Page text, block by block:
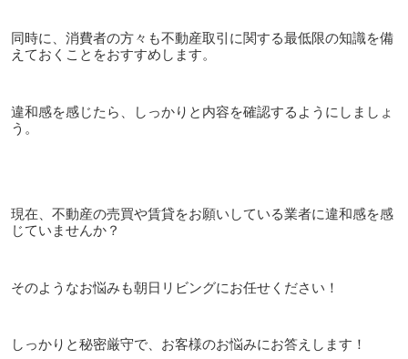
同時に、消費者の方々も不動産取引に関する最低限の知識を備
えておくことをおすすめします。
違和感を感じたら、しっかりと内容を確認するようにしましょ
う。
現在、不動産の売買や賃貸をお願いしている業者に違和感を感
じていませんか？
そのようなお悩みも朝日リビングにお任せください！
しっかりと秘密厳守で、お客様のお悩みにお答えします！